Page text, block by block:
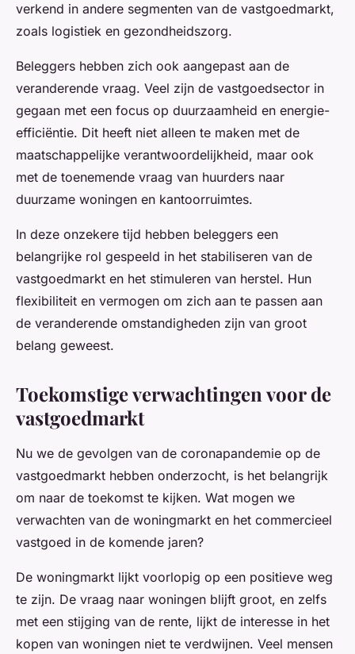
verkend in andere segmenten van de vastgoedmarkt,
zoals logistiek en gezondheidszorg.
Beleggers hebben zich ook aangepast aan de
veranderende vraag. Veel zijn de vastgoedsector in
gegaan met een focus op duurzaamheid en energie-
efficiëntie. Dit heeft niet alleen te maken met de
maatschappelijke verantwoordelijkheid, maar ook
met de toenemende vraag van huurders naar
duurzame woningen en kantoorruimtes.
In deze onzekere tijd hebben beleggers een
belangrijke rol gespeeld in het stabiliseren van de
vastgoedmarkt en het stimuleren van herstel. Hun
flexibiliteit en vermogen om zich aan te passen aan
de veranderende omstandigheden zijn van groot
belang geweest.
Toekomstige verwachtingen voor de
vastgoedmarkt
Nu we de gevolgen van de coronapandemie op de
vastgoedmarkt hebben onderzocht, is het belangrijk
om naar de toekomst te kijken. Wat mogen we
verwachten van de woningmarkt en het commercieel
vastgoed in de komende jaren?
De woningmarkt lijkt voorlopig op een positieve weg
te zijn. De vraag naar woningen blijft groot, en zelfs
met een stijging van de rente, lijkt de interesse in het
kopen van woningen niet te verdwijnen. Veel mensen